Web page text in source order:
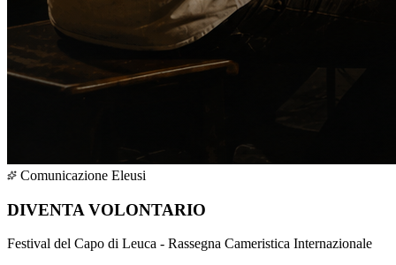
Comunicazione Eleusi
DIVENTA VOLONTARIO
Festival del Capo di Leuca - Rassegna Cameristica Internazionale